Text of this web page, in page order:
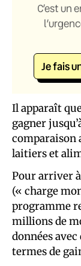
C’est
Je fais
Il apparaît
gagner
comparaison
laitiers et
Pour arriver à
(« charge
programme
millions de
données
termes de